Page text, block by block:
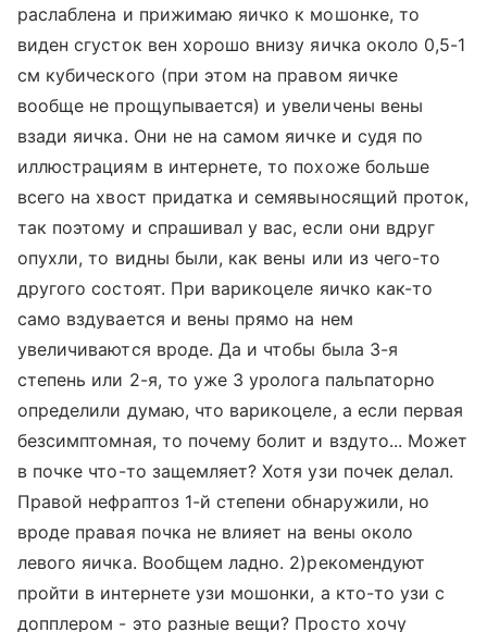
раслаблена и прижимаю яичко к мошонке, то
виден сгусток вен хорошо внизу яичка около 0,5-1
см кубического (при этом на правом яичке
вообще не прощупывается) и увеличены вены
взади яичка. Они не на самом яичке и судя по
иллюстрациям в интернете, то похоже больше
всего на хвост придатка и семявыносящий проток,
так поэтому и спрашивал у вас, если они вдруг
опухли, то видны были, как вены или из чего-то
другого состоят. При варикоцеле яичко как-то
само вздувается и вены прямо на нем
увеличиваются вроде. Да и чтобы была 3-я
степень или 2-я, то уже 3 уролога пальпаторно
определили думаю, что варикоцеле, а если первая
безсимптомная, то почему болит и вздуто... Может
в почке что-то защемляет? Хотя узи почек делал.
Правой нефраптоз 1-й степени обнаружили, но
вроде правая почка не влияет на вены около
левого яичка. Вообщем ладно. 2)рекомендуют
пройти в интернете узи мошонки, а кто-то узи с
допплером - это разные вещи? Просто хочу